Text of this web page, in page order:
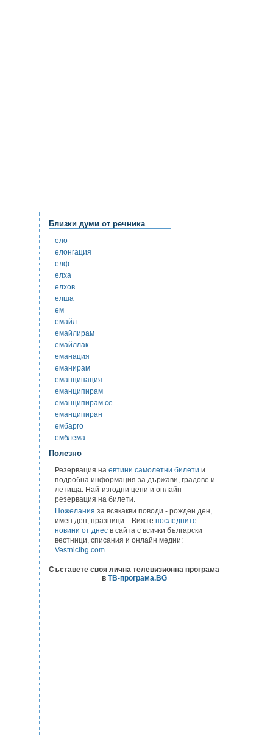
Близки думи от речника
ело
елонгация
елф
елха
елхов
елша
ем
емайл
емайлирам
емайллак
еманация
еманирам
еманципация
еманципирам
еманципирам се
еманципиран
ембарго
емблема
Полезно
Резервация на евтини самолетни билети и
подробна информация за държави, градове и
летища. Най-изгодни цени и онлайн
резервация на билети.
Пожелания за всякакви поводи - рожден ден,
имен ден, празници... Вижте последните
новини от днес в сайта с всички български
вестници, списания и онлайн медии:
Vestnicibg.com.
Съставете своя лична телевизионна програма
в ТВ-програма.BG